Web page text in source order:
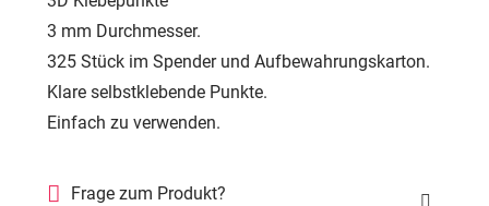
3 mm Durchmesser.
325 Stück im Spender und Aufbewahrungskarton.
Klare selbstklebende Punkte.
Einfach zu verwenden.
Frage zum Produkt?